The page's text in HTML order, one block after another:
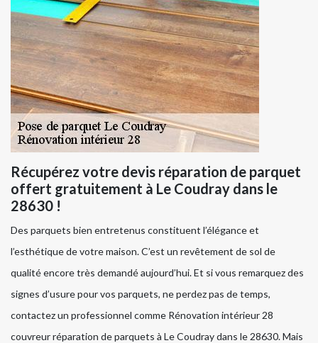
Récupérez votre devis réparation de parquet
offert gratuitement à Le Coudray dans le
28630 !
Des parquets bien entretenus constituent l’élégance et
l’esthétique de votre maison. C’est un revêtement de sol de
qualité encore très demandé aujourd’hui. Et si vous remarquez des
signes d’usure pour vos parquets, ne perdez pas de temps,
contactez un professionnel comme Rénovation intérieur 28
couvreur réparation de parquets à Le Coudray dans le 28630. Mais